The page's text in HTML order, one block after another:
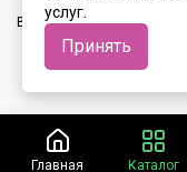
Вся представленная на
стоимости товаров и
каких условиях не
Главная Каталог
услуг.
Принять